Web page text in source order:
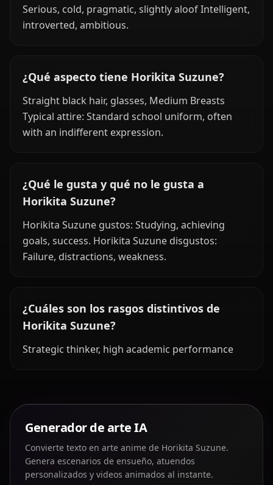
Serious, cold, pragmatic, slightly aloof Intelligent,
introverted, ambitious.
¿Qué aspecto tiene Horikita Suzune?
Straight black hair, glasses, Medium Breasts
Typical attire: Standard school uniform, often
with an indifferent expression.
¿Qué le gusta y qué no le gusta a
Horikita Suzune?
Horikita Suzune gustos: Studying, achieving
goals, success. Horikita Suzune disgustos:
Failure, distractions, weakness.
¿Cuáles son los rasgos distintivos de
Horikita Suzune?
Strategic thinker, high academic performance
Generador de arte IA
Convierte texto en arte anime de Horikita Suzune.
Genera escenarios de ensueño, atuendos
personalizados y videos animados al instante.